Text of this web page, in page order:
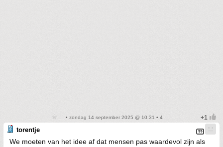
• zondag 14 september 2025 @ 10:31 • 4
torentje
We moeten van het idee af dat mensen pas waardevol zijn als